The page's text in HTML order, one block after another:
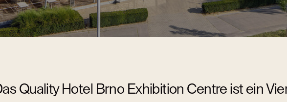
Quality Hotel Brno Exhibition Centre ist ein